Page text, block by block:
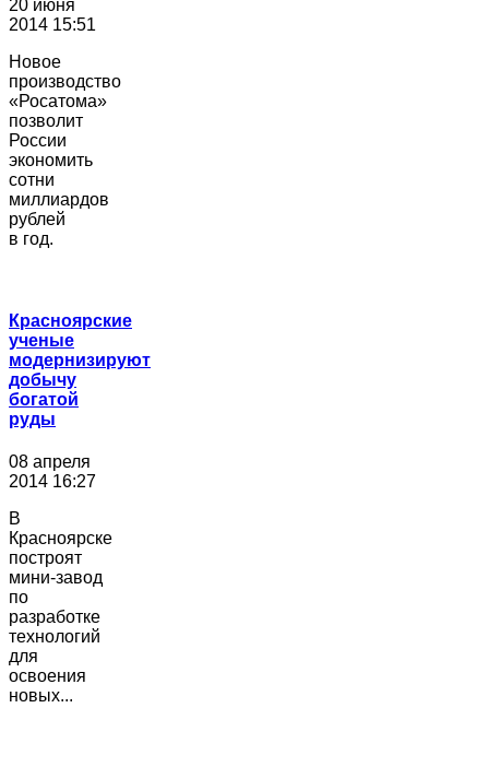
20 июня
2014 15:51
Новое
производство
«Росатома»
позволит
России
экономить
сотни
миллиардов
рублей
в год.
Красноярские
ученые
модернизируют
добычу
богатой
руды
08 апреля
2014 16:27
В
Красноярске
построят
мини-завод
по
разработке
технологий
для
освоения
новых...